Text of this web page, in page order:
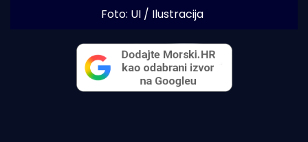
Foto: UI / Ilustracija